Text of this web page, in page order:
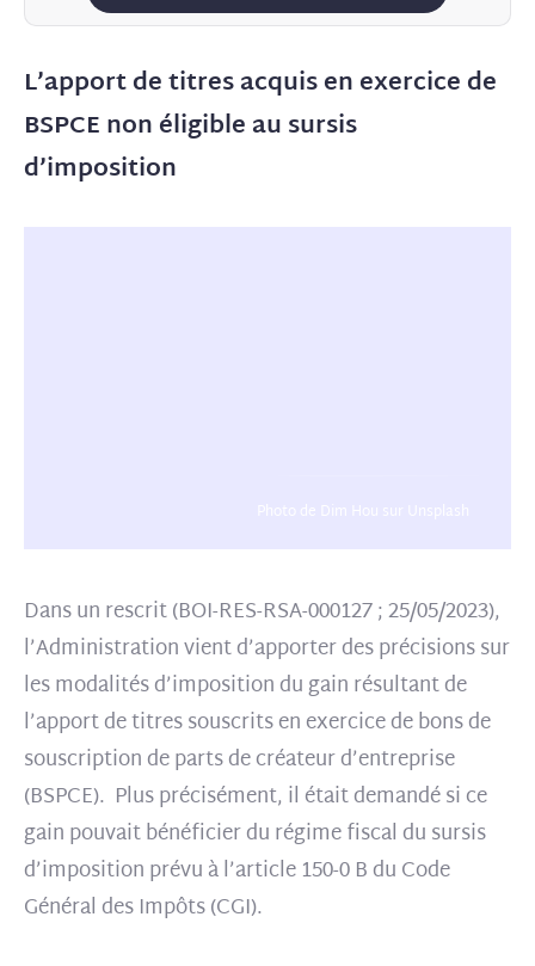
L’apport de titres acquis en exercice de
BSPCE non éligible au sursis
d’imposition
Dans un rescrit (BOI-RES-RSA-000127 ; 25/05/2023),
l’Administration vient d’apporter des précisions sur
les modalités d’imposition du gain résultant de
l’apport de titres souscrits en exercice de bons de
souscription de parts de créateur d’entreprise
(BSPCE). Plus précisément, il était demandé si ce
gain pouvait bénéficier du régime fiscal du sursis
d’imposition prévu à l’article 150-0 B du Code
Général des Impôts (CGI).